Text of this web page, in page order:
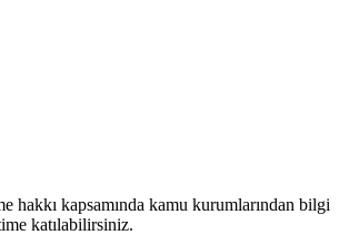
hakkı kapsamında kamu kurumlarından bilgi
katılabilirsiniz.